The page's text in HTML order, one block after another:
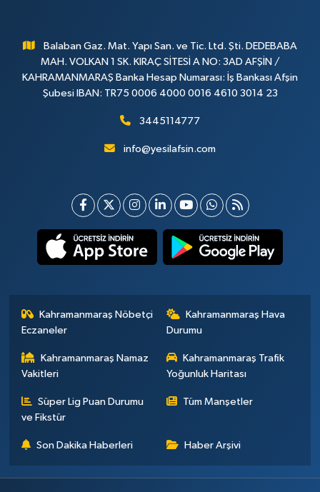
Balaban Gaz. Mat. Yapı San. ve Tic. Ltd. Şti. DEDEBABA
MAH. VOLKAN 1 SK. KIRAÇ SİTESİ A NO: 3AD AFŞİN /
KAHRAMANMARAŞ Banka Hesap Numarası: İş Bankası Afşin
Şubesi IBAN: TR75 0006 4000 0016 4610 3014 23
3445114777
info@yesilafsin.com
Kahramanmaraş Nöbetçi
Eczaneler
Kahramanmaraş Hava
Durumu
Kahramanmaraş Namaz
Vakitleri
Kahramanmaraş Trafik
Yoğunluk Haritası
Süper Lig Puan Durumu
ve Fikstür
Tüm Manşetler
Son Dakika Haberleri Haber Arşivi